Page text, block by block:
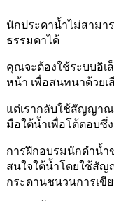
นักประดาน้ำไม่สาม
ธรรมดาได้
คุณจะต้องใช้ระบบอิเ
หน้า เพื่อสนทนาด้วย
แต่เรากลับใช้สัญญาณ
มือใต้น้ำเพื่อโต้ตอบซึ่
การฝึกอบรมนักดำน้ำ
สนใจใต้น้ำโดยใช้สั
กระดานชนวนการเขี